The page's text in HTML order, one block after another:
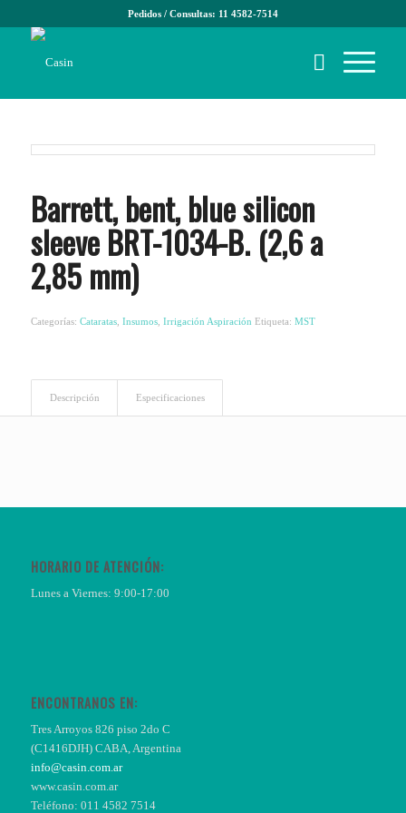
Pedidos / Consultas: 11 4582-7514
Barrett, bent, blue silicon
sleeve BRT-1034-B. (2,6 a
2,85 mm)
Categorías: Cataratas, Insumos, Irrigación Aspiración Etiqueta: MST
Descripción Especificaciones
HORARIO DE ATENCIÓN:
Lunes a Viernes: 9:00-17:00
ENCONTRANOS EN:
Tres Arroyos 826 piso 2do C
(C1416DJH) CABA, Argentina
info@casin.com.ar
www.casin.com.ar
Teléfono: 011 4582 7514